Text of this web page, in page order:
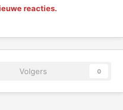
reacties.
Volgers 0